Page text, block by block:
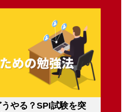
やる？SPI試験を突